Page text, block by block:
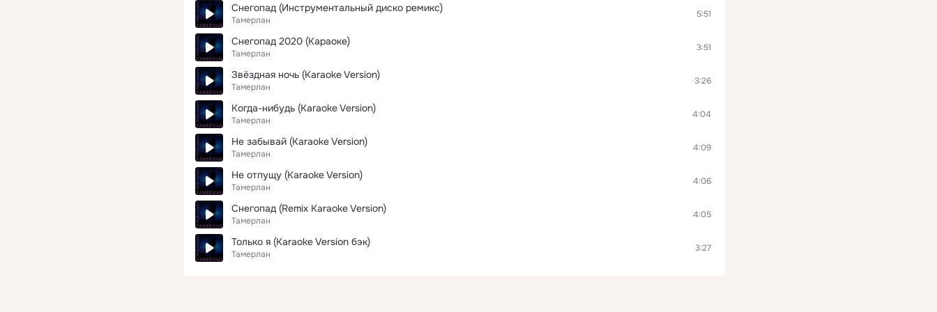
Снегопад (Инструментальный диско ремикс)
Тамерлан
5:51
Снегопад 2020 (Караоке)
Тамерлан
3:51
Звёздная ночь (Karaoke Version)
Тамерлан
3:26
Когда-нибудь (Karaoke Version)
Тамерлан
4:04
Не забывай (Karaoke Version)
Тамерлан
4:09
Не отпущу (Karaoke Version)
Тамерлан
4:06
Снегопад (Remix Karaoke Version)
Тамерлан
4:05
Только я (Karaoke Version бэк)
Тамерлан
3:27